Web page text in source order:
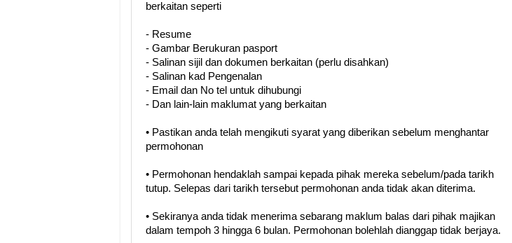
berkaitan seperti
- Resume
- Gambar Berukuran pasport
- Salinan sijil dan dokumen berkaitan (perlu disahkan)
- Salinan kad Pengenalan
- Email dan No tel untuk dihubungi
- Dan lain-lain maklumat yang berkaitan
• Pastikan anda telah mengikuti syarat yang diberikan sebelum menghantar
permohonan
• Permohonan hendaklah sampai kepada pihak mereka sebelum/pada tarikh
tutup. Selepas dari tarikh tersebut permohonan anda tidak akan diterima.
• Sekiranya anda tidak menerima sebarang maklum balas dari pihak majikan
dalam tempoh 3 hingga 6 bulan. Permohonan bolehlah dianggap tidak berjaya.